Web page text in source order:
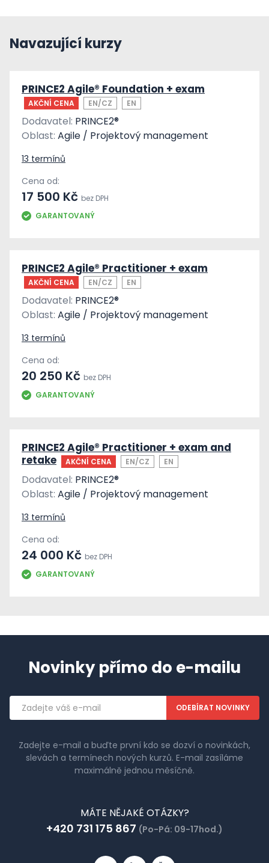
Navazující kurzy
PRINCE2 Agile® Foundation + exam
AKČNÍ CENA EN/CZ EN
Dodavatel: PRINCE2®
Oblast: Agile / Projektový management
13 termínů
Cena od:
17 500 Kč bez DPH
GARANTOVANÝ
PRINCE2 Agile® Practitioner + exam
AKČNÍ CENA EN/CZ EN
Dodavatel: PRINCE2®
Oblast: Agile / Projektový management
13 termínů
Cena od:
20 250 Kč bez DPH
GARANTOVANÝ
PRINCE2 Agile® Practitioner + exam and
retake
AKČNÍ CENA EN/CZ EN
Dodavatel: PRINCE2®
Oblast: Agile / Projektový management
13 termínů
Cena od:
24 000 Kč bez DPH
GARANTOVANÝ
Novinky přímo do e-mailu
Emailová
adresa
Zadejte e-mail a buďte první kdo se dozví o novinkách,
slevách a termínech nových kurzů. E-mail zasíláme
maximálně jednou měsíčně.
MÁTE NĚJAKÉ OTÁZKY?
+420 731 175 867 (Po-Pá: 09-17hod.)